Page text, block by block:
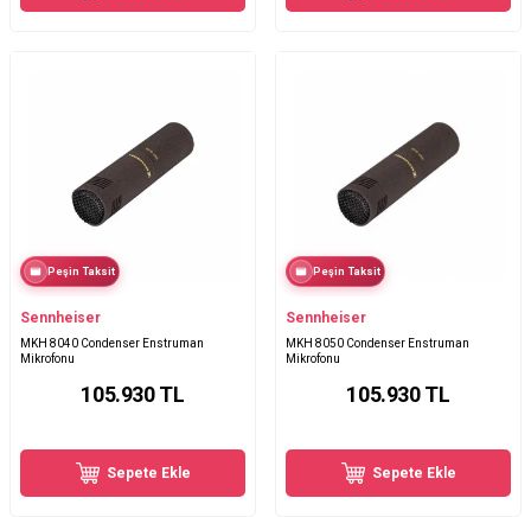
Peşin Taksit
Sennheiser
MKH 8040 Condenser Enstruman
Mikrofonu
105.930TL
Sepete Ekle
Peşin Taksit
Sennheiser
MKH 8050 Condenser Enstruman
Mikrofonu
105.930TL
Sepete Ekle